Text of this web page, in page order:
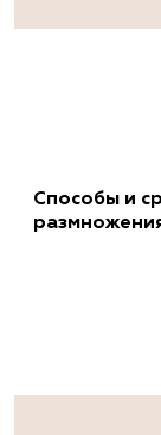
Способы и